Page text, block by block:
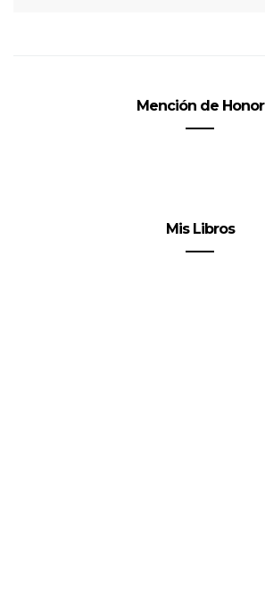
Mención de Honor
Mis Libros